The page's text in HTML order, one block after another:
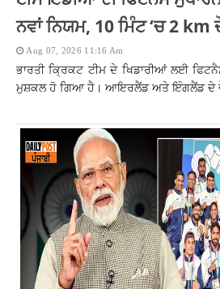
ਨਵਾਂ ਨਿਯਮ, 10 ਮਿੰਟ ‘ਚ 2 km
Aug 07, 2026 11:16 Am
ਭਾਰਤੀ ਕ੍ਰਿਕਟ ਟੀਮ ਦੇ ਖਿਡਾਰੀਆਂ ਲਈ
ਮੁਸ਼ਕਲ ਹੋ ਗਿਆ ਹੈ। ਆਇਰਲੈਂਡ ਅਤੇ ਇੰਗਲੈਂਡ ਦੇ